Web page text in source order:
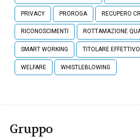
PRIVACY PROROGA RECUPERO
RICONOSCIMENTI ROTTAMAZIONE
SMART WORKING TITOLARE EFFETTIVO
WELFARE WHISTLEBLOWING
Gruppo